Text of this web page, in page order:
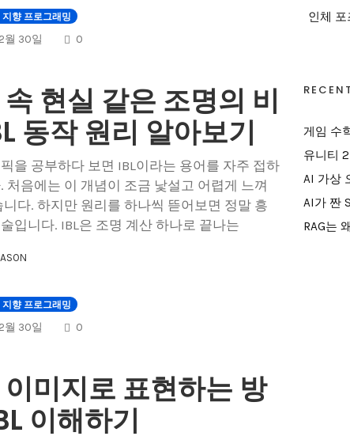
향 프로그래밍
월 30일 0COMMENTS
현실 같은 조명의 비
동작 원리 알아보기
을 공부하다 보면 IBL이라는 용어를 자주 접하
처음에는 이 개념이 조금 낯설고 어렵게 느껴
니다. 하지만 원리를 하나씩 뜯어보면 정말 흥
입니다. IBL은 조명 계산 하나로 끝나는
향 프로그래밍
월 30일 0COMMENTS
미지로 표현하는 방
이해하기
인체
게임 수
유니티
AI 가상
AI가 짠
RAG는